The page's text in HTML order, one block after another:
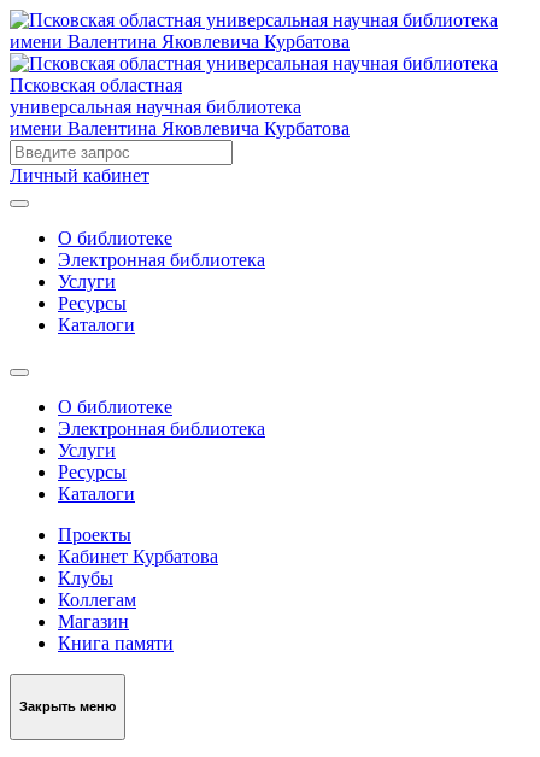
Псковская областная
универсальная научная библиотека
имени Валентина Яковлевича Курбатова
Личный кабинет
О библиотеке
Электронная библиотека
Услуги
Ресурсы
Каталоги
О библиотеке
Электронная библиотека
Услуги
Ресурсы
Каталоги
Проекты
Кабинет Курбатова
Клубы
Коллегам
Магазин
Книга памяти
Закрыть меню